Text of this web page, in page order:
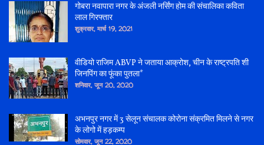
गोबरा नवापारा नगर के अंजली नर्सिंग होम की संचालिका कविता
लाल गिरफ्तार
शुक्रवार, मार्च 19, 2021
वीडियो राजिम ABVP ने जताया आक्रोश, चीन के राष्ट्रपति शी
जिनपिंग का फूंका पुतला*
शनिवार, जून 20, 2020
अभनपुर नगर में 3 सेलून संचालक कोरोना संक्रमित मिलने से नगर
के लोगो में हड़कम्प
सोमवार, जून 22, 2020